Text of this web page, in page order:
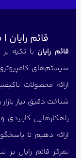
قائم
قائم رایان با تکیه
سیستم‌های
ارائه محصولات
شناخت دقیق نیاز
راهکارهایی کاربردی
ارائه دهیم تا
تمرکز قائم رایان بر